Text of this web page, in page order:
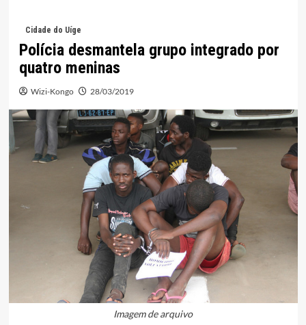
Cidade do Uíge
Polícia desmantela grupo integrado por
quatro meninas
Wizi-Kongo 28/03/2019
Imagem de arquivo